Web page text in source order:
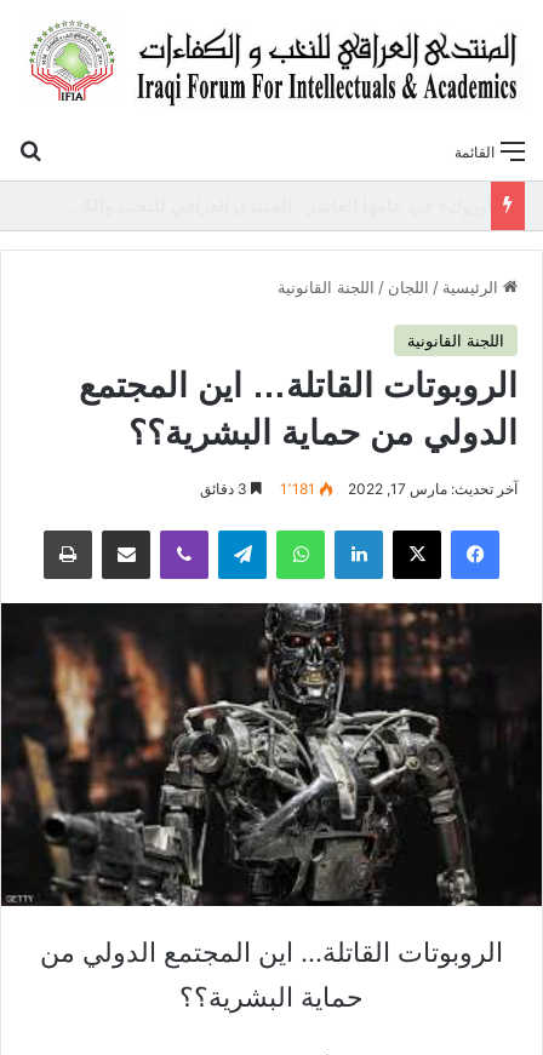
القائمة
الرئيسية / اللجان / اللجنة القانونية
اللجنة القانونية
الروبوتات القاتلة… اين المجتمع
الدولي من حماية البشرية؟؟
آخر تحديث: مارس 17, 2022 1٬181
فيسبوك لينكدإن واتساب
الروبوتات القاتلة… اين المجتمع الدولي من
حماية البشرية؟؟